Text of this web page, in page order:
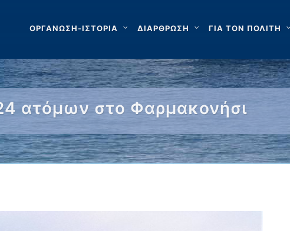
ΟΡΓΑΝΩΣΗ-ΙΣΤΟΡΙΑ ΔΙΑΡΘΡΩΣΗ ΓΙΑ ΤΟΝ ΠΟΛΙΤΗ
ατόμων στο Φαρμακονήσι